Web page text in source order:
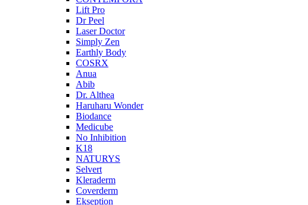
Lift Pro
Dr Peel
Laser Doctor
Simply Zen
Earthly Body
COSRX
Anua
Abib
Dr. Althea
Haruharu Wonder
Biodance
Medicube
No Inhibition
K18
NATURYS
Selvert
Kleraderm
Coverderm
Ekseption